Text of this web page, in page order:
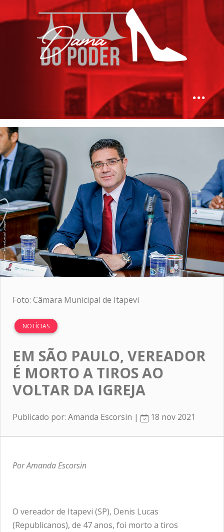
Foto: Câmara Municipal de Itapevi
NOTÍCIAS
EM SÃO PAULO, VEREADOR
É MORTO A TIROS AO
VOLTAR DA IGREJA
Publicado por: Amanda Escorsin | 18 nov 2021
Por Amanda Escorsin
O vereador de Itapevi (SP), Denis Lucas
(Republicanos), de 47 anos, foi morto a tiros